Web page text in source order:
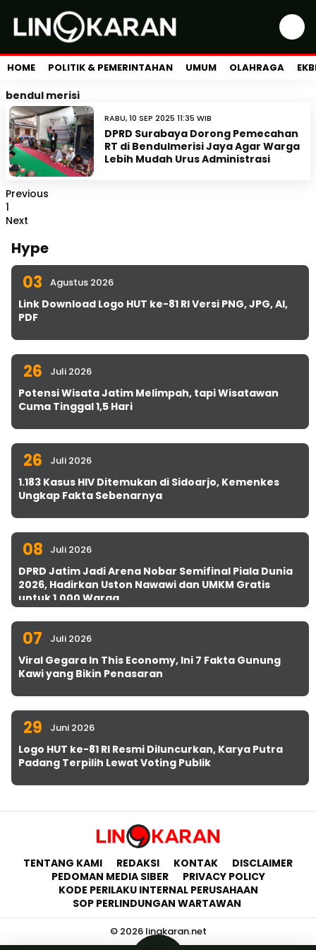
HOME POLITIK & PEMERINTAHAN UMUM OLAHRAGA
bendul merisi
RABU, 10 SEP 2025 11:35 WIB
DPRD Surabaya Dorong Pemecahan
RT di Bendulmerisi Jaya Agar Warga
Lebih Mudah Urus Administrasi
Previous
1
Next
Hype
03 Agustus 2026
Link Download Logo HUT ke-81 RI Versi PNG, JPG, AI,
PDF
26 Juli 2026
Potensi Wisata Jatim Melimpah, tapi Wisatawan
Cuma Tinggal 1,5 Hari
26 Juli 2026
1.183 Kasus HIV Ditemukan di Sidoarjo, Kemenkes
Ungkap Fakta Sebenarnya
08 Juli 2026
DPRD Jatim Jadi Arena Nobar Semifinal Piala Dunia
2026, Hadirkan Uston Nawawi dan UMKM Gratis
untuk 1.000 Warga
07 Juli 2026
Viral Gegara In This Economy, Ini 7 Fakta Gunung
Kawi yang Bikin Penasaran
29 Juni 2026
Logo HUT ke-81 RI Resmi Diluncurkan, Karya Putra
Padang Terpilih Lewat Voting Publik
TENTANG KAMI REDAKSI KONTAK
DISCLAIMER
PEDOMAN MEDIA SIBER
PRIVACY POLICY
KODE PERILAKU INTERNAL PERUSAHAAN
SOP PERLINDUNGAN WARTAWAN
© 2026 lingkaran.net